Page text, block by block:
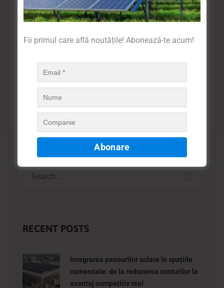
RECENT POSTS
Integrarea panourilor solare în spațiile
comerciale: de la reducerea costurilor la
avantaj competitiv real
Fii primul care află noutățile! Abonează-te acum!